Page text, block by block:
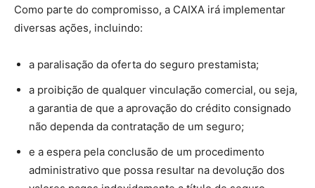
Como parte do compromisso, a CAIXA irá implementar
diversas ações, incluindo:
a paralisação da oferta do seguro prestamista;
a proibição de qualquer vinculação comercial, ou seja,
a garantia de que a aprovação do crédito consignado
não dependa da contratação de um seguro;
e a espera pela conclusão de um procedimento
administrativo que possa resultar na devolução dos